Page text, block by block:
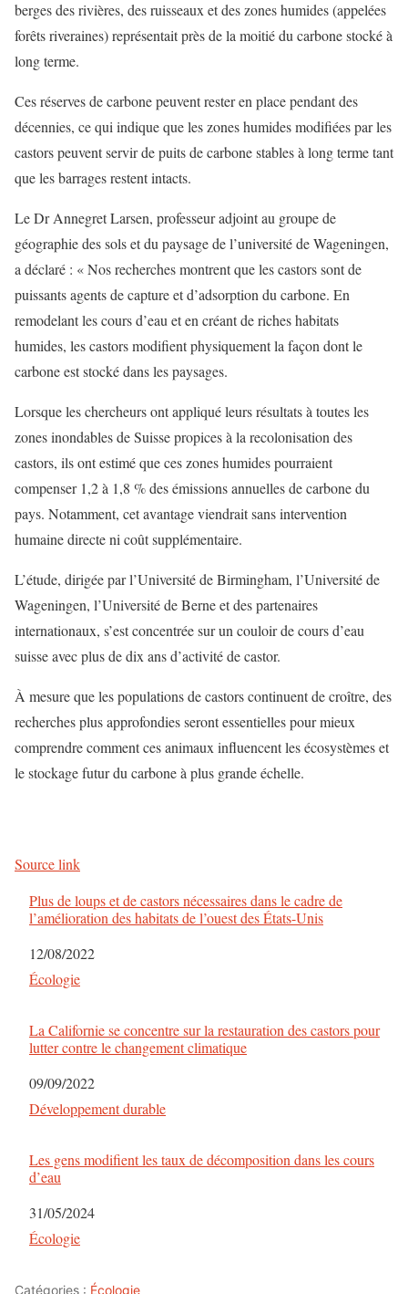
berges des rivières, des ruisseaux et des zones humides (appelées
forêts riveraines) représentait près de la moitié du carbone stocké à
long terme.
Ces réserves de carbone peuvent rester en place pendant des
décennies, ce qui indique que les zones humides modifiées par les
castors peuvent servir de puits de carbone stables à long terme tant
que les barrages restent intacts.
Le Dr Annegret Larsen, professeur adjoint au groupe de
géographie des sols et du paysage de l’université de Wageningen,
a déclaré : « Nos recherches montrent que les castors sont de
puissants agents de capture et d’adsorption du carbone. En
remodelant les cours d’eau et en créant de riches habitats
humides, les castors modifient physiquement la façon dont le
carbone est stocké dans les paysages.
Lorsque les chercheurs ont appliqué leurs résultats à toutes les
zones inondables de Suisse propices à la recolonisation des
castors, ils ont estimé que ces zones humides pourraient
compenser 1,2 à 1,8 % des émissions annuelles de carbone du
pays. Notamment, cet avantage viendrait sans intervention
humaine directe ni coût supplémentaire.
L’étude, dirigée par l’Université de Birmingham, l’Université de
Wageningen, l’Université de Berne et des partenaires
internationaux, s’est concentrée sur un couloir de cours d’eau
suisse avec plus de dix ans d’activité de castor.
À mesure que les populations de castors continuent de croître, des
recherches plus approfondies seront essentielles pour mieux
comprendre comment ces animaux influencent les écosystèmes et
le stockage futur du carbone à plus grande échelle.
Source link
Plus de loups et de castors nécessaires dans le cadre de
l’amélioration des habitats de l’ouest des États-Unis
Date
12/08/2022
Par rapport à
Écologie
La Californie se concentre sur la restauration des castors pour
lutter contre le changement climatique
Date
09/09/2022
Par rapport à
Développement durable
Les gens modifient les taux de décomposition dans les cours
d’eau
Date
31/05/2024
Par rapport à
Écologie
Catégories : Écologie